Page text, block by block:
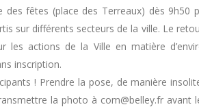
des fêtes (place des Terreaux) dès 9h50
sur différents secteurs de la ville. Le
actions de la Ville en matière
inscription.
! Prendre la pose, de manière
la photo à com@belley.fr